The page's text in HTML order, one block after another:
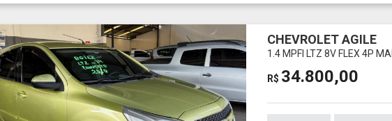
CHEVROLET AGILE
1.4 MPFI LTZ 8V FLEX 4P
R$ 34.800,00